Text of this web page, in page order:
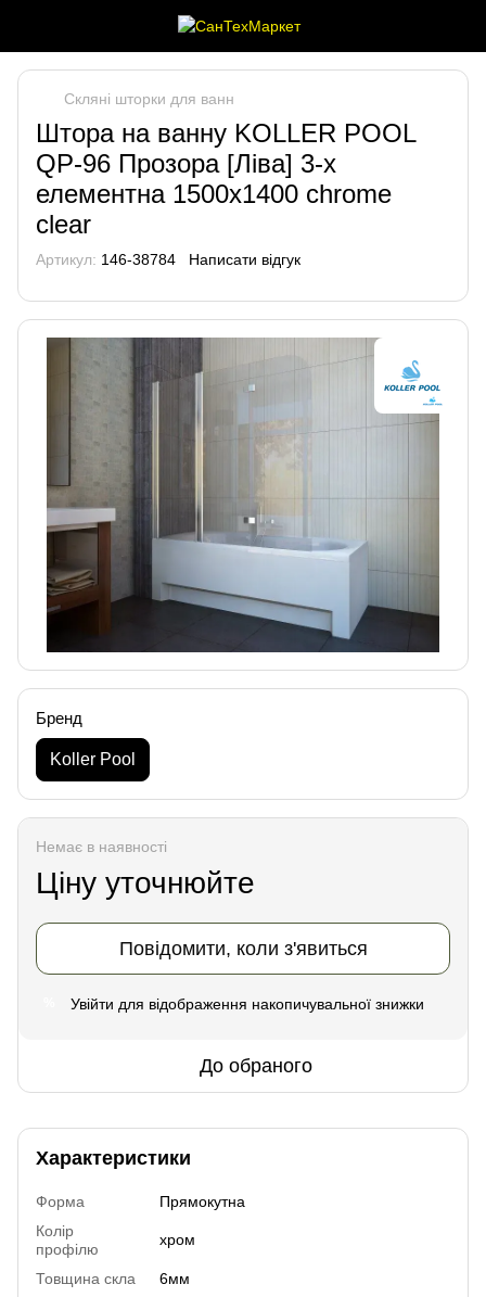
Скляні шторки для ванн
Штора на ванну KOLLER POOL
QP-96 Прозора [Ліва] 3-х
елементна 1500х1400 chrome
clear
Артикул: 146-38784 Написати відгук
Бренд
Koller Pool
Немає в наявності
Ціну уточнюйте
Повідомити, коли з'явиться
Увійти для відображення накопичувальної знижки
До обраного
Характеристики
Форма
Прямокутна
Колір
профілю
хром
Товщина скла
6мм